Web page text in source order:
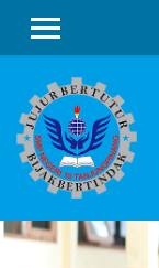
PANEL SAMPING